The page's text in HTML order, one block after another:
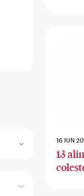
16 IUN
13